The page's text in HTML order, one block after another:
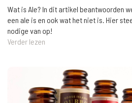
Wat is Ale? In dit artikel beantwoorden
een ale is en ook wat het niet is. Hier
nodige van op!
Verder lezen